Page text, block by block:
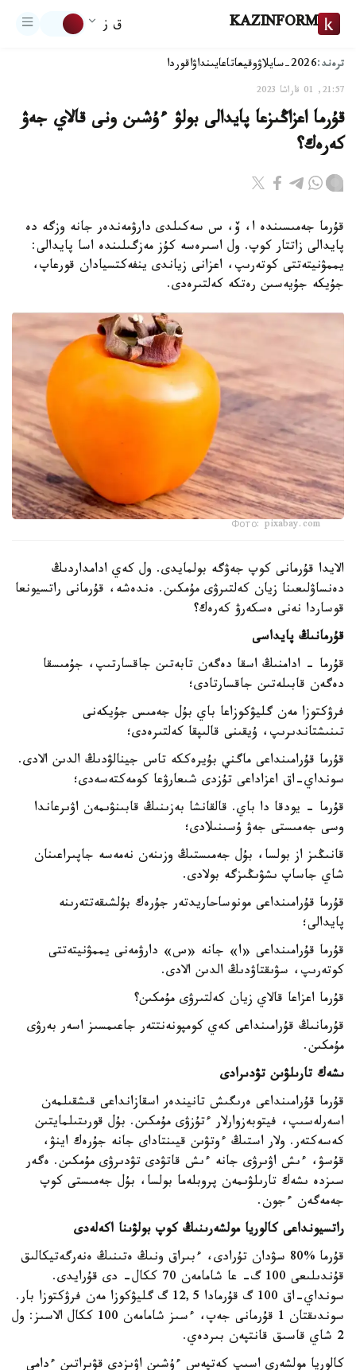
KAZINFORM ق ز
ترەند:2026-سايلاۋ وقيعاتاعايىنداۋاقوردا
21:57, 01 قاراشا 2023
قۇرما اعزاڭىزعا پايدالى بولۋ ءۇشىن ونى قالاي جەۋ
كەرەك؟
قۇرما جەمىسىندە ا، ۆ، س سەكىلدى دارۋمەندەر جانە وزگە دە
پايدالى زاتتار كوپ. ول اسىرەسە كۇز مەزگىلىندە اسا پايدالى:
يممۋنيتەتتى كوتەرىپ، اعزانى زياندى ينفەكتسيادان قورعاپ،
جۇيكە جۇيەسىن رەتكە كەلتىرەدى.
Фото: pixabay.com
الايدا قۇرمانى كوپ جەۋگە بولمايدى. ول كەي ادامداردىڭ
دەنساۋلىعىنا زيان كەلتىرۋى مۇمكىن. ەندەشە، قۇرمانى راتسيونعا
قوساردا نەنى ەسكەرۋ كەرەك؟
قۇرمانىڭ پايداسى
قۇرما - ادامنىڭ اسقا دەگەن تابەتىن جاقسارتىپ، جۇمىسقا
دەگەن قابىلەتىن جاقسارتادى؛
فرۋكتوزا مەن گليۋكوزاعا باي بۇل جەمىس جۇيكەنى
تىنىشتاندىرىپ، ۇيقىنى قالىپقا كەلتىرەدى؛
قۇرما قۇرامىنداعى ماگني بۇيرەككە تاس جينالۋدىڭ الدىن الادى.
سونداي-اق اعزاداعى تۇزدى شىعارۋعا كومەكتەسەدى؛
قۇرما - يودقا دا باي. قالقانشا بەزىنىڭ قابىنۋىمەن اۋىرعاندا
وسى جەمىستى جەۋ ۇسىنىلادى؛
قانىڭىز از بولسا، بۇل جەمىستىڭ وزىنەن نەمەسە جاپىراعىنان
شاي جاساپ ىشۋىڭىزگە بولادى.
قۇرما قۇرامىنداعى مونوساحاريدتەر جۇرەك بۇلشىقەتتەرىنە
پايدالى؛
قۇرما قۇرامىنداعى «ا» جانە «س» دارۋمەنى يممۋنيتەتتى
كوتەرىپ، سۋىقتاۋدىڭ الدىن الادى.
قۇرما اعزاعا قالاي زيان كەلتىرۋى مۇمكىن؟
قۇرمانىڭ قۇرامىنداعى كەي كومپونەنتتەر جاعىمسىز اسەر بەرۋى
مۇمكىن.
ىشەك تارىلۋىن تۋدىرادى
قۇرما قۇرامىنداعى ەرىگىش تانيندەر اسقازانداعى قىشقىلمەن
اسەرلەسىپ، فيتوبەزوارلار ءتۇزۋى مۇمكىن. بۇل قورىتىلمايتىن
كەسەكتەر. ولار استىڭ ءوتۋىن قيىنتاداى جانە جۇرەك اينۋ،
قۇسۋ، ءىش اۋىرۋى جانە ءىش قاتۋدى تۋدىرۋى مۇمكىن. ەگەر
سىزدە ىشەك تارىلۋىمەن پروبلەما بولسا، بۇل جەمىستى كوپ
جەمەگەن ءجون.
راتسيونداعى كالوريا مولشەرىنىڭ كوپ بولۋىنا اكەلەدى
قۇرما %80 سۋدان تۇرادى، ءبىراق ونىڭ ەتىنىڭ ەنەرگەتيكالىق
قۇندىلىعى 100 گ- عا شامامەن 70 ككال- دى قۇرايدى.
سونداي-اق 100 گ قۇرمادا 12,5 گ گليۋكوزا مەن فرۋكتوزا بار.
سوندىقتان 1 قۇرمانى جەپ، ءسىز شامامەن 100 ككال الاسىز: ول
2 شاي قاسىق قانتپەن بىردەي.
كالوريا مولشەرى اسىپ كەتپەس ءۇشىن اۋىزدى قۋىراتىن ءدامى